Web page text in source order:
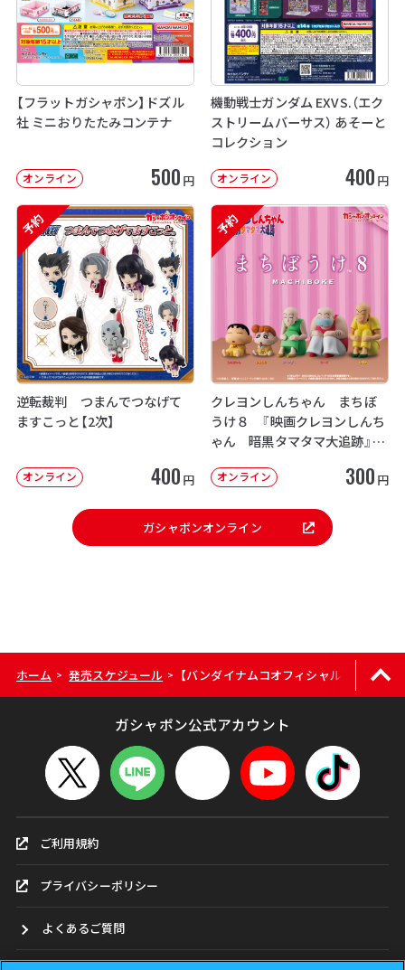
【フラットガシャポン】ドズル
社 ミニおりたたみコンテナ
オンライン 500 円
機動戦士ガンダム EXVS.（エク
ストリームバーサス） あそーと
コレクション
オンライン 400 円
予約
逆転裁判 つまんでつなげて
ますこっと【2次】
オンライン 400 円
予約
クレヨンしんちゃん まちぼ
うけ８ 『映画クレヨンしんち
ゃん 暗黒タマタマ大追跡』【2
オンライン 300 円
ガシャポンオンライン
ホーム > 発売スケジュール > 【バンダイナムコオフィシャルショップ
ガシャポン公式アカウント
ご利用規約
プライバシーポリシー
よくあるご質問